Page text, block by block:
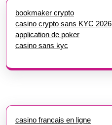
bookmaker crypto
casino crypto sans KYC 2026
application de poker
casino sans kyc
casino francais en ligne